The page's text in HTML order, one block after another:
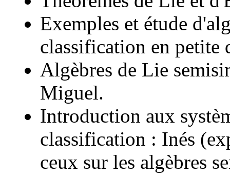
Exemples et étude
classification en petite
Algèbres de Lie
Miguel.
Introduction aux
classification : Inés
ceux sur les algèbres